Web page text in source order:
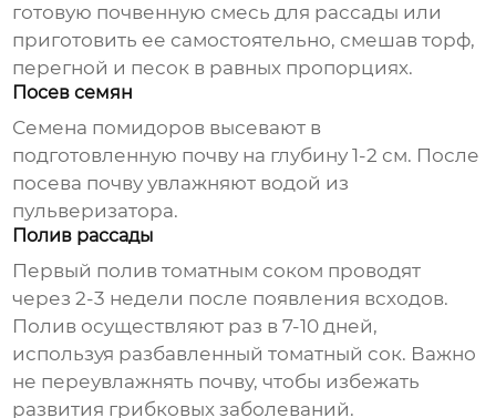
готовую почвенную смесь для рассады или
приготовить ее самостоятельно, смешав торф,
перегной и песок в равных пропорциях.
Посев семян
Семена помидоров высевают в
подготовленную почву на глубину 1-2 см. После
посева почву увлажняют водой из
пульверизатора.
Полив рассады
Первый поливтоматным соком проводят
через 2-3 недели после появления всходов.
Полив осуществляют раз в 7-10 дней,
используя разбавленныйтоматный сок. Важно
не переувлажнять почву, чтобы избежать
развития грибковых заболеваний.